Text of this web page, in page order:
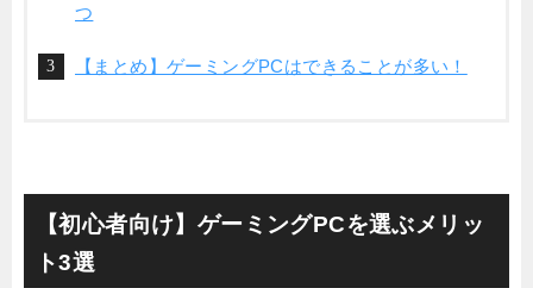
つ
【まとめ】ゲーミングPCはできることが多い！
【初心者向け】ゲーミングPCを選ぶメリッ
ト3選